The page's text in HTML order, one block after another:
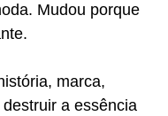
Mudou porque
marca,
a essência